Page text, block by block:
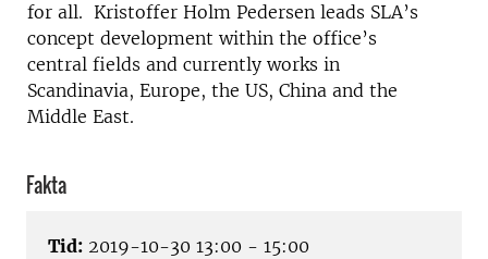
for all. Kristoffer Holm Pedersen leads SLA’s
concept development within the office’s
central fields and currently works in
Scandinavia, Europe, the US, China and the
Middle East.
Fakta
Tid: 2019-10-30 13:00 - 15:00